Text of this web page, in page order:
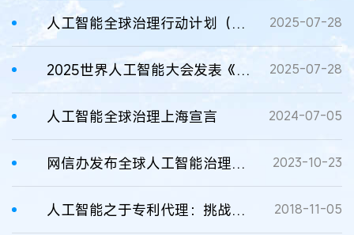
人工智能全球治理行动计划（全文） 2025-07-28
2025世界人工智能大会发表《人工智能全球治理行动计划》 2025-07-28
人工智能全球治理上海宣言 2024-07-05
网信办发布全球人工智能治理倡议 2023-10-23
人工智能之于专利代理：挑战与机遇并存 2018-11-05